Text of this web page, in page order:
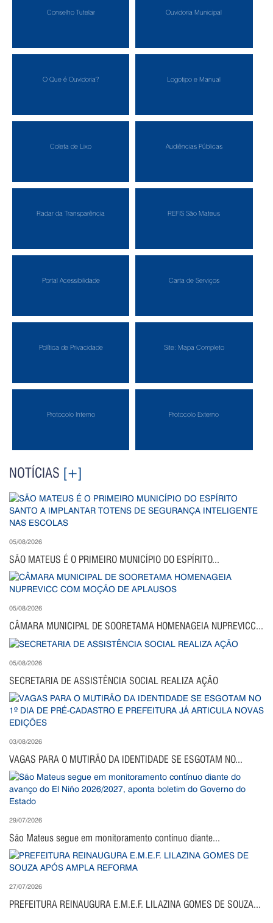
Conselho Tutelar Ouvidoria Municipal
O Que é Ouvidoria? Logotipo e Manual
Coleta de Lixo Audiências Públicas
Radar da Transparência REFIS São Mateus
Portal Acessibilidade Carta de Serviços
Política de Privacidade Site: Mapa Completo
Protocolo Interno Protocolo Externo
NOTÍCIAS [+]
05/08/2026
SÃO MATEUS É O PRIMEIRO MUNICÍPIO DO ESPÍRITO...
05/08/2026
CÂMARA MUNICIPAL DE SOORETAMA HOMENAGEIA NUPREVICC...
05/08/2026
SECRETARIA DE ASSISTÊNCIA SOCIAL REALIZA AÇÃO
03/08/2026
VAGAS PARA O MUTIRÃO DA IDENTIDADE SE ESGOTAM NO...
29/07/2026
São Mateus segue em monitoramento contínuo diante...
27/07/2026
PREFEITURA REINAUGURA E.M.E.F. LILAZINA GOMES DE SOUZA...